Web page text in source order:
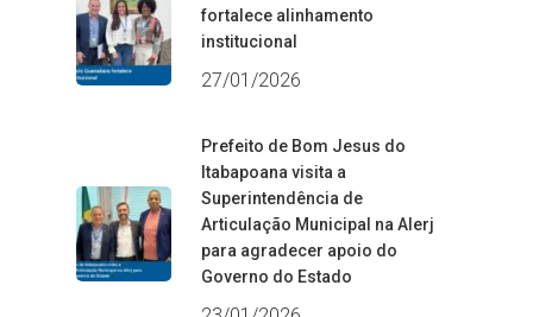
fortalece alinhamento
institucional
27/01/2026
Prefeito de Bom Jesus do
Itabapoana visita a
Superintendência de
Articulação Municipal na Alerj
para agradecer apoio do
Governo do Estado